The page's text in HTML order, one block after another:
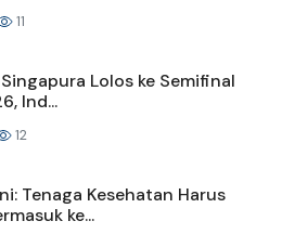
11
Lolos ke Semifinal
Ind...
12
Tenaga Kesehatan Harus
ke...